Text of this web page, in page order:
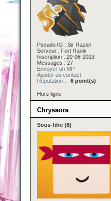
Pseudo IG : Sir Raziel
Serveur : Fort Ranik
Inscription : 20-06-2013
Messages : 27
Envoyer un MP
Ajouter au contact
Réputation : 6 point(s)
Hors ligne
Chrysaora
Sous-fifre (6)